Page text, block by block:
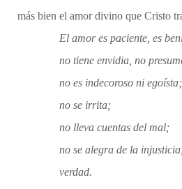
más bien el amor divino que Cristo
El amor es paciente, es
no tiene envidia, no
no es indecoroso ni egoísta;
no se irrita;
no lleva cuentas del mal;
no se alegra de la
verdad.